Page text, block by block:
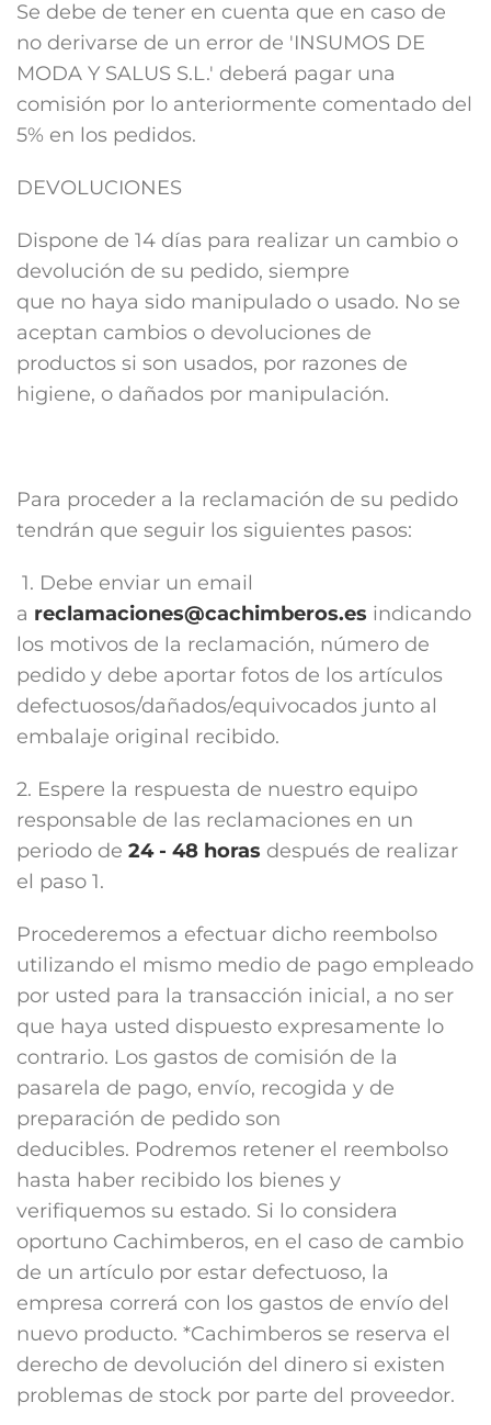
Se debe de tener en cuenta que en caso de
no derivarse de un error de 'INSUMOS DE
MODA Y SALUS S.L.' deberá pagar una
comisión por lo anteriormente comentado del
5% en los pedidos.
DEVOLUCIONES
Dispone de 14 días para realizar un cambio o
devolución de su pedido, siempre
que no haya sido manipulado o usado. No se
aceptan cambios o devoluciones de
productos si son usados, por razones de
higiene, o dañados por manipulación.
Para proceder a la reclamación de su pedido
tendrán que seguir los siguientes pasos:
1. Debe enviar un email
a reclamaciones@cachimberos.es indicando
los motivos de la reclamación, número de
pedido y debe aportar fotos de los artículos
defectuosos/dañados/equivocados junto al
embalaje original recibido.
2. Espere la respuesta de nuestro equipo
responsable de las reclamaciones en un
periodo de 24 - 48 horas después de realizar
el paso 1.
Procederemos a efectuar dicho reembolso
utilizando el mismo medio de pago empleado
por usted para la transacción inicial, a no ser
que haya usted dispuesto expresamente lo
contrario. Los gastos de comisión de la
pasarela de pago, envío, recogida y de
preparación de pedido son
deducibles. Podremos retener el reembolso
hasta haber recibido los bienes y
verifiquemos su estado. Si lo considera
oportuno Cachimberos, en el caso de cambio
de un artículo por estar defectuoso, la
empresa correrá con los gastos de envío del
nuevo producto. *Cachimberos se reserva el
derecho de devolución del dinero si existen
problemas de stock por parte del proveedor.